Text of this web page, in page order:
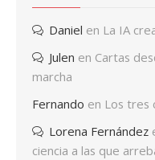
Daniel en La IA
Julen en Cartas
marcha
Fernando en Los tres
Lorena Fernández
ciencia a las que